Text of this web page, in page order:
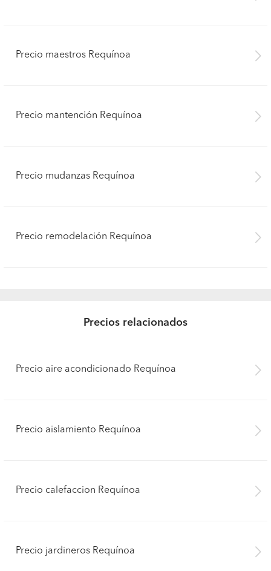
Precio maestros Requínoa
Precio mantención Requínoa
Precio mudanzas Requínoa
Precio remodelación Requínoa
Precios relacionados
Precio aire acondicionado Requínoa
Precio aislamiento Requínoa
Precio calefaccion Requínoa
Precio jardineros Requínoa